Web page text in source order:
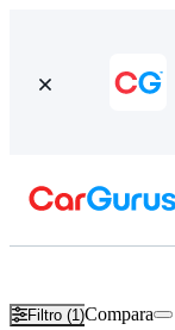
Filtro (1)Compara